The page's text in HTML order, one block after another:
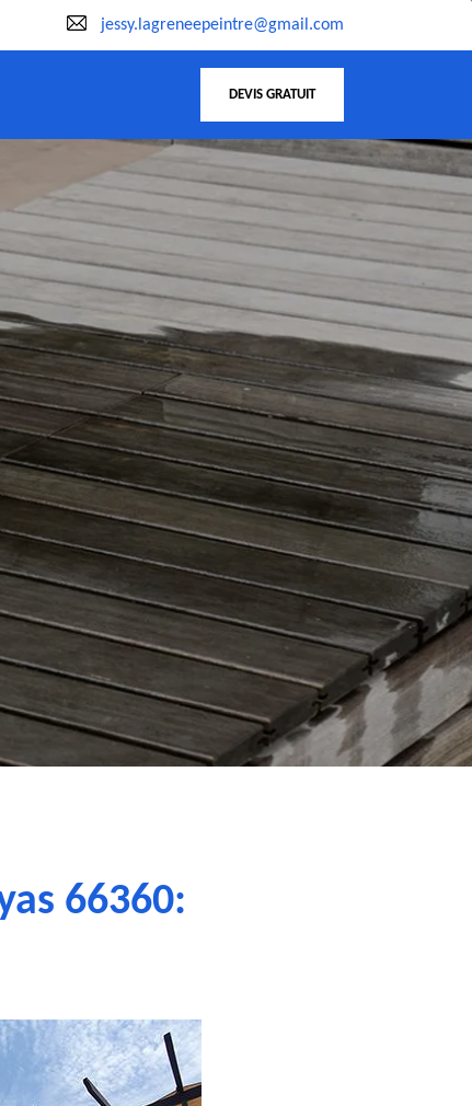
jessy.lagreneepeintre@gmail.com
DEVIS GRATUIT
66360: